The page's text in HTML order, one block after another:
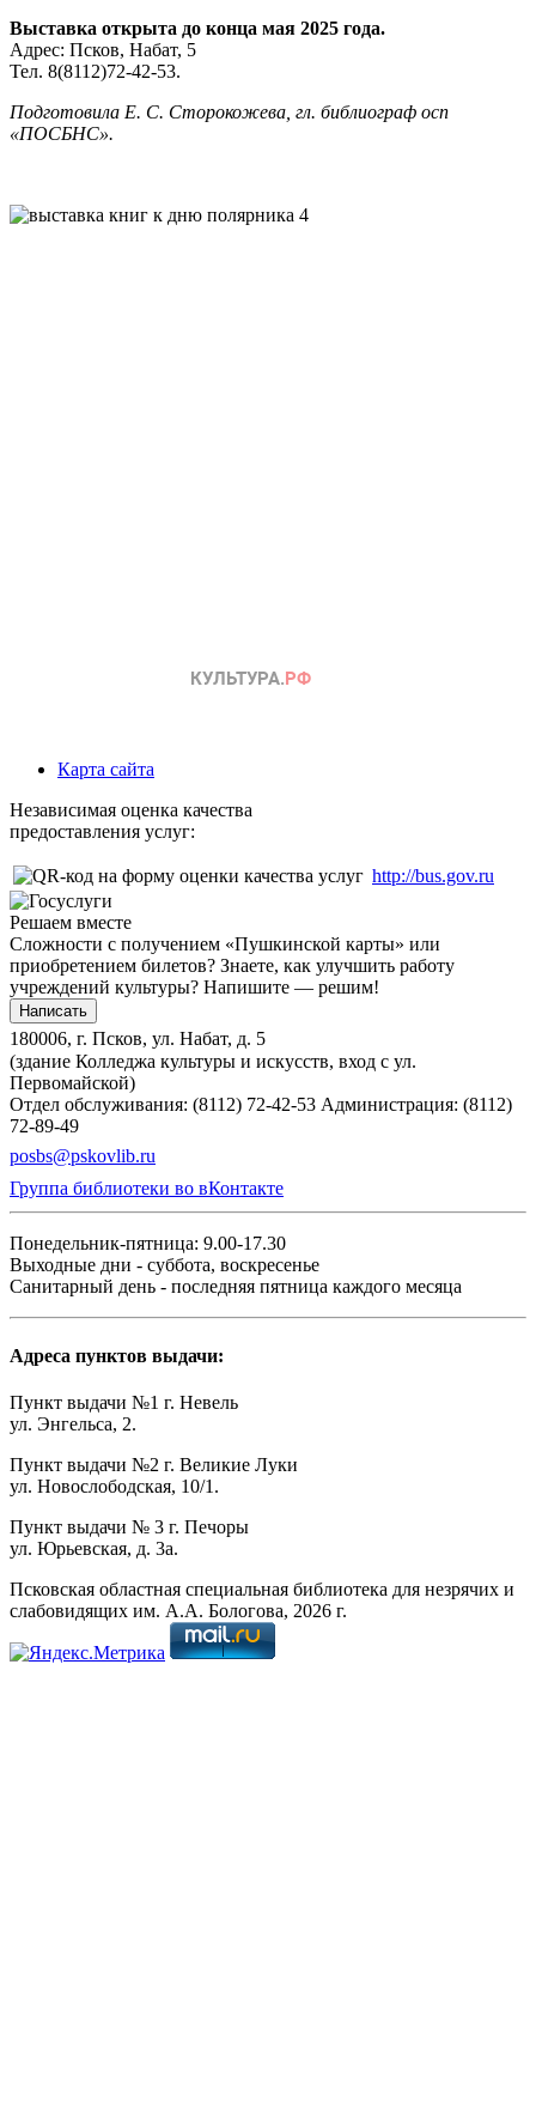
Выставка открыта до конца мая 2025 года.
Адрес: Псков, Набат, 5
Тел. 8(8112)72-42-53.
Подготовила Е. С. Сторокожева, гл. библиограф осп
«ПОСБНС».
Карта сайта
Независимая оценка качества
предоставления услуг:
http://bus.gov.ru
Решаем вместе
Сложности с получением «Пушкинской карты» или
приобретением билетов? Знаете, как улучшить работу
учреждений культуры? Напишите — решим!
Написать
180006, г. Псков, ул. Набат, д. 5
(здание Колледжа культуры и искусств, вход с ул.
Первомайской)
Отдел обслуживания: (8112) 72-42-53 Администрация: (8112)
72-89-49
posbs@pskovlib.ru
Группа библиотеки во вКонтакте
Понедельник-пятница: 9.00-17.30
Выходные дни - суббота, воскресенье
Санитарный день - последняя пятница каждого месяца
Адреса пунктов выдачи:
Пункт выдачи №1 г. Невель
ул. Энгельса, 2.
Пункт выдачи №2 г. Великие Луки
ул. Новослободская, 10/1.
Пункт выдачи № 3 г. Печоры
ул. Юрьевская, д. 3а.
Псковская областная специальная библиотека для незрячих и
слабовидящих им. А.А. Бологова, 2026 г.